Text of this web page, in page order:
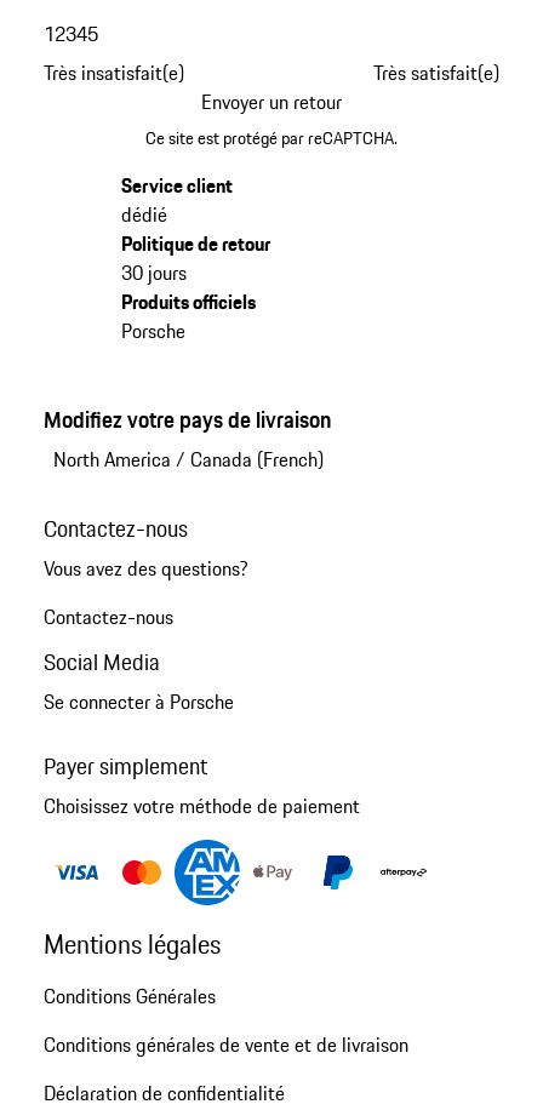
Très insatisfait(e)
12345
Très satisfait(e)
Envoyer un retour
Ce site est protégé par reCAPTCHA.
Service client
dédié
Politique de retour
30 jours
Produits officiels
Porsche
Modifiez votre pays de livraison
North America / Canada (French)
Contactez-nous
Vous avez des questions?
Contactez-nous
Social Media
Se connecter à Porsche
Payer simplement
Choisissez votre méthode de paiement
Mentions légales
Conditions Générales
Conditions générales de vente et de livraison
Déclaration de confidentialité